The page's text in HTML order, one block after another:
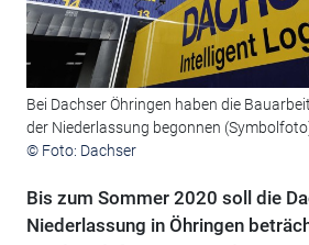
Bei Dachser Öhringen haben die
der Niederlassung begonnen
© Foto: Dachser
Bis zum Sommer 2020 soll die
Niederlassung in Öhringen